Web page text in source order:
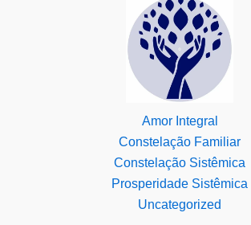
Amor Integral
Constelação Familiar
Constelação Sistêmica
Prosperidade Sistêmica
Uncategorized